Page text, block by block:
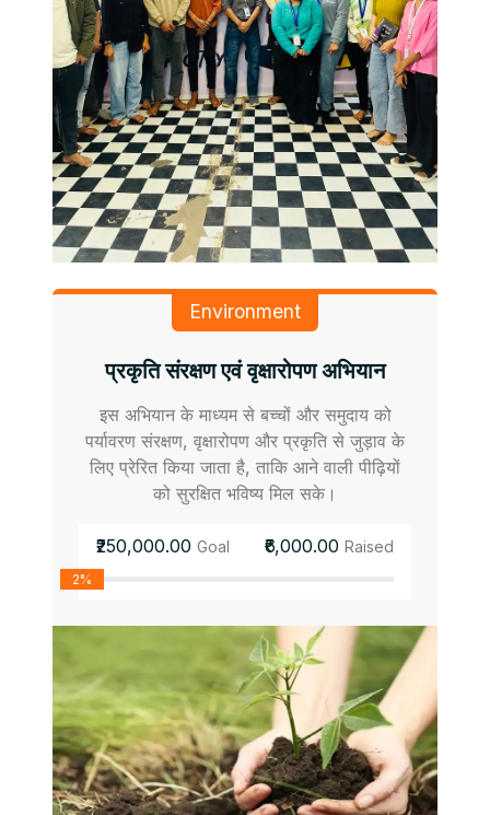
Environment
प्रकृति संरक्षण एवं वृक्षारोपण अभियान
इस अभियान के माध्यम से बच्चों और समुदाय को
पर्यावरण संरक्षण, वृक्षारोपण और प्रकृति से जुड़ाव के
लिए प्रेरित किया जाता है, ताकि आने वाली पीढ़ियों
को सुरक्षित भविष्य मिल सके।
₹250,000.00 Goal ₹6,000.00 Raised
2%